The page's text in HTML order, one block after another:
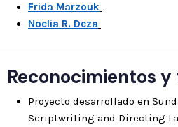
Frida Marzouk
Noelia R. Deza
Reconocimientos
Proyecto desarrollado en
Scriptwriting and Directing